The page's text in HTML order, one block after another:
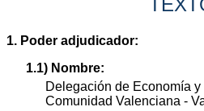
1. Poder adjudicador:
1.1) Nombre:
Delegación de Economía
Comunidad Valenciana -